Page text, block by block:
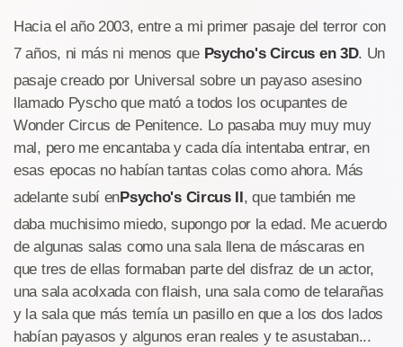
Hacia el año 2003, entre a mi primer pasaje del terror con
7 años, ni más ni menos que Psycho's Circus en 3D. Un
pasaje creado por Universal sobre un payaso asesino
llamado Pyscho que mató a todos los ocupantes de
Wonder Circus de Penitence. Lo pasaba muy muy muy
mal, pero me encantaba y cada día intentaba entrar, en
esas epocas no habían tantas colas como ahora. Más
adelante subí enPsycho's Circus II, que también me
daba muchisimo miedo, supongo por la edad. Me acuerdo
de algunas salas como una sala llena de máscaras en
que tres de ellas formaban parte del disfraz de un actor,
una sala acolxada con flaish, una sala como de telarañas
y la sala que más temía un pasillo en que a los dos lados
habían payasos y algunos eran reales y te asustaban...